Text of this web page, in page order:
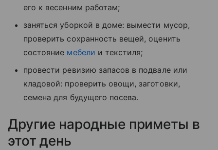
его к весенним работам;
заняться уборкой в доме: вымести мусор,
проверить сохранность вещей, оценить
состояние мебели и текстиля;
провести ревизию запасов в подвале или
кладовой: проверить овощи, заготовки,
семена для будущего посева.
Другие народные приметы в
этот день